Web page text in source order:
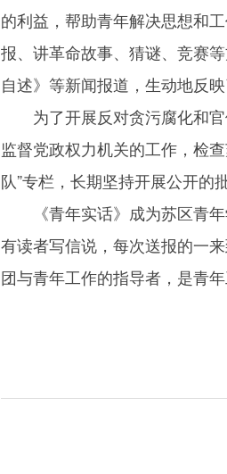
的利益，帮助青年解决思想和
报、讲革命故事、猜谜、竞赛
自述》等新闻报道，生动地反
为了开展反对贪污腐化和
监督党政权力机关的工作，检
队”专栏，长期坚持开展公开的
《青年实话》成为苏区青
有读者写信说，每次送报的一
团与青年工作的指导者，是青